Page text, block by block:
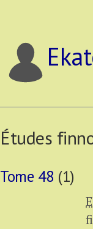
Études
Tome 48 (1)